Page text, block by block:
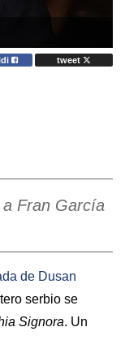
tweet
Fran García
de Dusan
serbio se
Signora. Un